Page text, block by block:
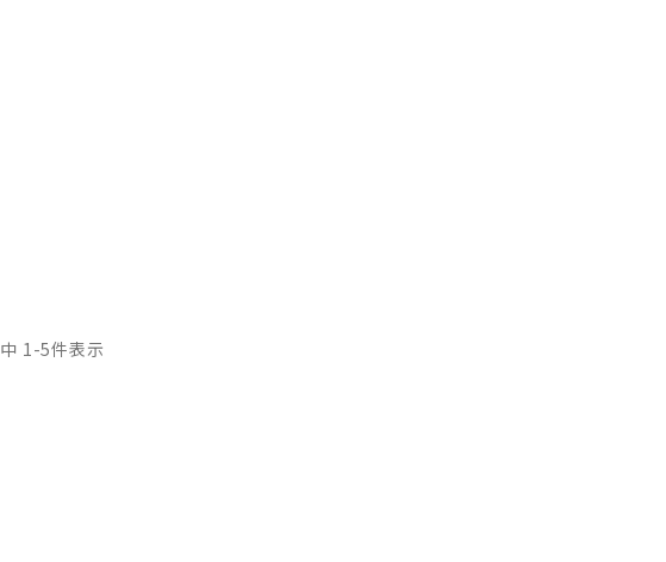
1-5件表示